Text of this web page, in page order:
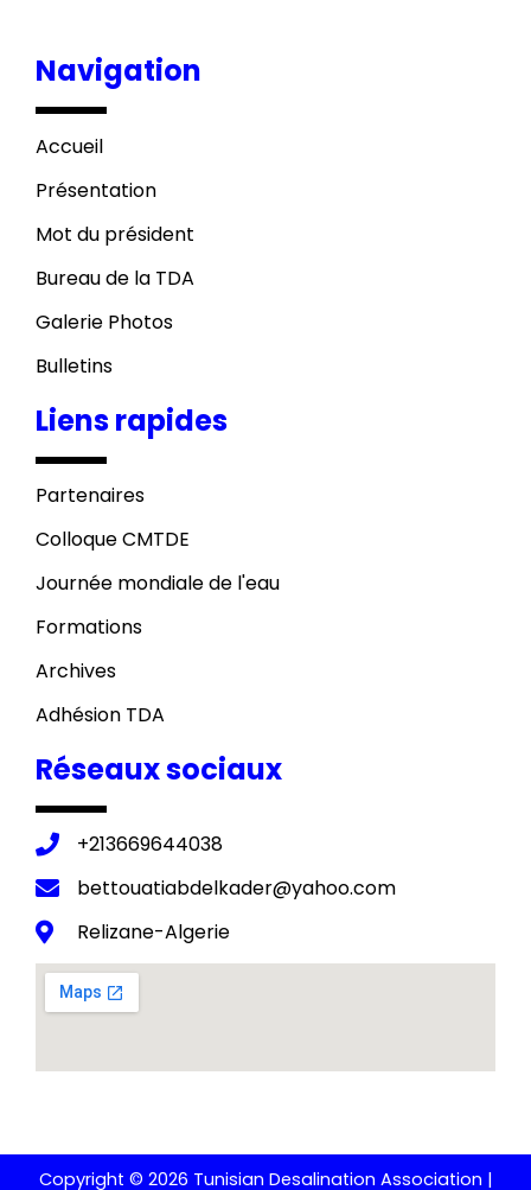
Navigation
Accueil
Présentation
Mot du président
Bureau de la TDA
Galerie Photos
Bulletins
Liens rapides
Partenaires
Colloque CMTDE
Journée mondiale de l'eau
Formations
Archives
Adhésion TDA
Réseaux sociaux
+213669644038
bettouatiabdelkader@yahoo.com
Relizane-Algerie
Copyright © 2026 Tunisian Desalination Association |